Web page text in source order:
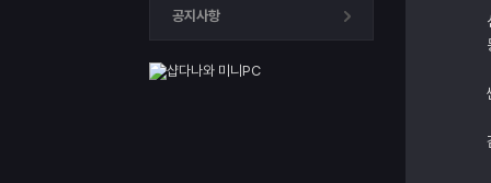
공지사항